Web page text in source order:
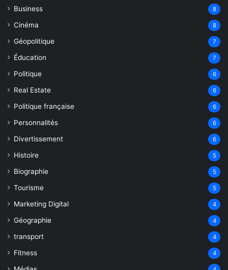
Business 8
Cinéma 8
Géopolitique 7
Éducation 7
Politique 6
Real Estate 6
Politique française 6
Personnalités 6
Divertissement 6
Histoire 5
Biographie 5
Tourisme 5
Marketing Digital 4
Géographie 4
transport 4
Fitness 4